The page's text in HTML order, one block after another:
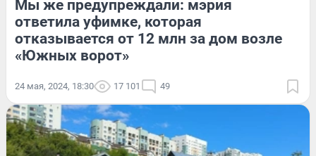
Мы же предупреждали: мэрия
ответила уфимке, которая
отказывается от 12 млн за дом возле
«Южных ворот»
24 мая, 2024, 18:30 17 101 49